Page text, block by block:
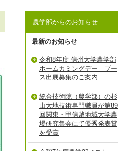
農学部からのお知らせ
最新のお知らせ
令和8年度 信州大学農学部
ホームカミングデー ブー
ス出展募集のご案内
統合技術院（農学部）の杉
山大地技術専門職員が第89
回関東・甲信越地域大学農
場研究集会にて優秀発表賞
を受賞